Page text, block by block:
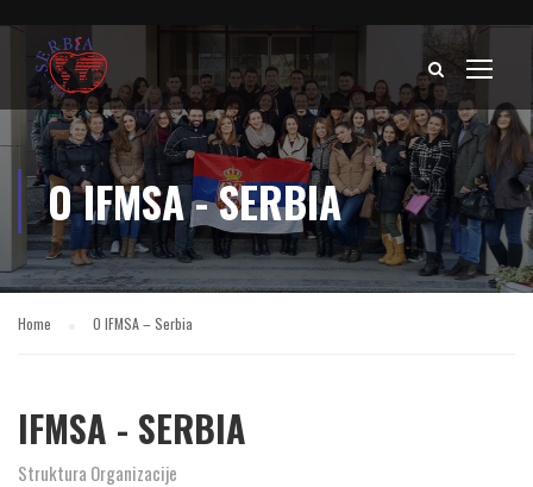
O IFMSA - SERBIA
Home O IFMSA – Serbia
IFMSA - SERBIA
Struktura Organizacije